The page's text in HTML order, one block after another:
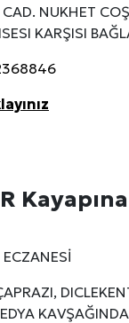
NUKHET
KARŞISI